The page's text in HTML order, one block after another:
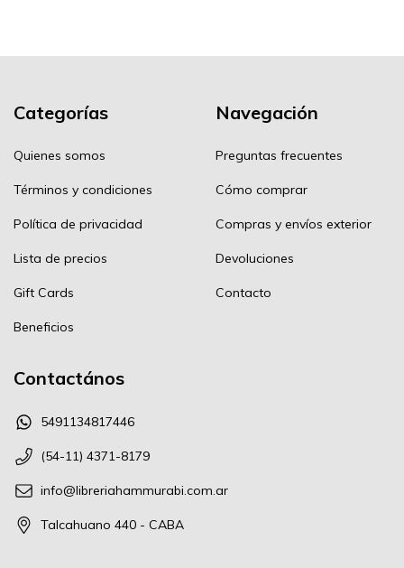
Categorías
Quienes somos
Términos y condiciones
Política de privacidad
Lista de precios
Gift Cards
Beneficios
Navegación
Preguntas frecuentes
Cómo comprar
Compras y envíos exterior
Devoluciones
Contacto
Contactános
5491134817446
(54-11) 4371-8179
info@libreriahammurabi.com.ar
Talcahuano 440 - CABA